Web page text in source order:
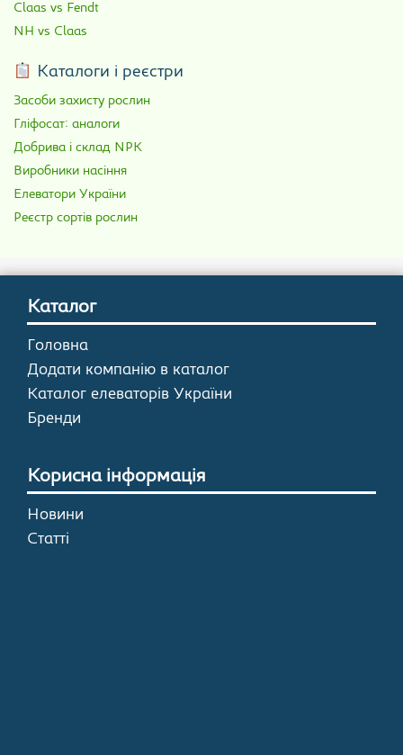
Claas vs Fendt
NH vs Claas
Каталоги і реєстри
Засоби захисту рослин
Гліфосат: аналоги
Добрива і склад NPK
Виробники насіння
Елеватори України
Реєстр сортів рослин
Каталог
Головна
Додати компанію в каталог
Каталог елеваторів України
Бренди
Корисна інформація
Новини
Статті